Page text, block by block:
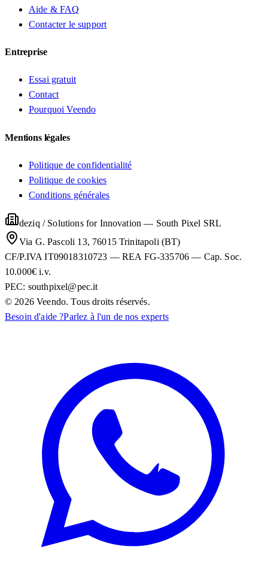
Aide & FAQ
Contacter le support
Entreprise
Essai gratuit
Contact
Pourquoi Veendo
Mentions légales
Politique de confidentialité
Politique de cookies
Conditions générales
deziq / Solutions for Innovation — South Pixel SRL
Via G. Pascoli 13, 76015 Trinitapoli (BT)
CF/P.IVA IT09018310723 — REA FG-335706 — Cap. Soc.
10.000€ i.v.
PEC: southpixel@pec.it
© 2026 Veendo. Tous droits réservés.
Besoin d'aide ?Parlez à l'un de nos experts